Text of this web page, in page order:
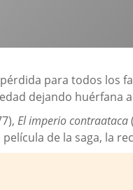
para todos los
dejando huérfana
El imperio contraataca
de la saga, la